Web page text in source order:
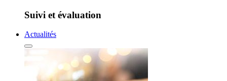
Suivi et évaluation
Actualités